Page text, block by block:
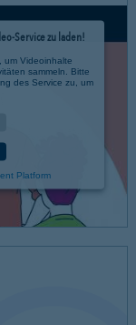
Service zu laden!
um Videoinhalte
sammeln. Bitte
des Service zu, um
Platform